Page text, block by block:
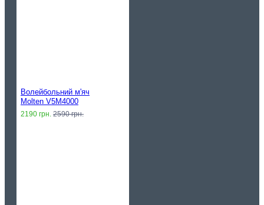
Волейбольний м'яч
Molten V5M4000
2190 грн. 2590 грн.